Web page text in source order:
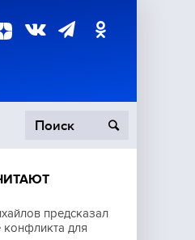
предсказал
конфликта для